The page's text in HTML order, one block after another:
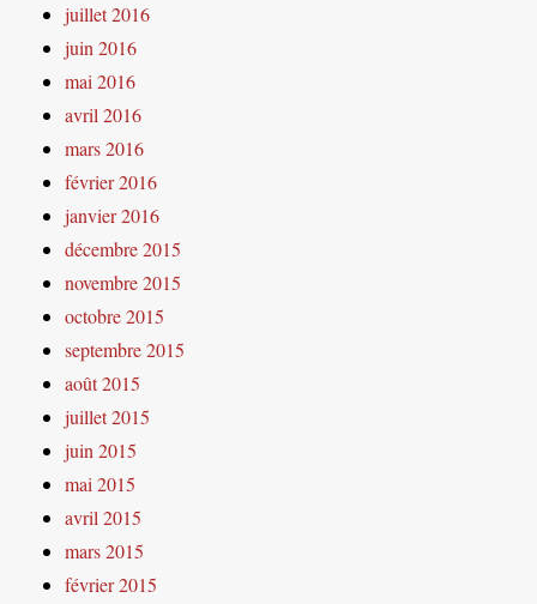
juillet 2016
juin 2016
mai 2016
avril 2016
mars 2016
février 2016
janvier 2016
décembre 2015
novembre 2015
octobre 2015
septembre 2015
août 2015
juillet 2015
juin 2015
mai 2015
avril 2015
mars 2015
février 2015